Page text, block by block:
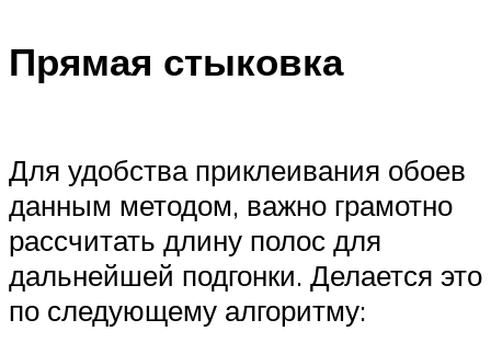
Прямая стыковка
Для удобства приклеивания обоев
данным методом, важно грамотно
рассчитать длину полос для
дальнейшей подгонки. Делается это
по следующему алгоритму: